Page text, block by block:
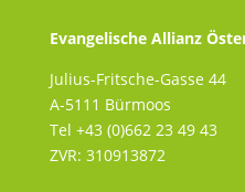
Evangelische Allianz
Julius-Fritsche-Gasse 44
A-5111 Bürmoos
Tel +43 (0)662 23 49 43
ZVR: 310913872